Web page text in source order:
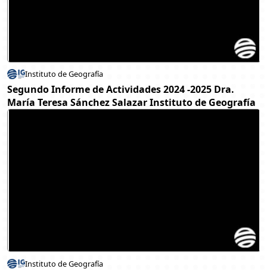
Instituto de Geografía
Segundo Informe de Actividades 2024 -2025 Dra.
María Teresa Sánchez Salazar Instituto de Geografía
Instituto de Geografía